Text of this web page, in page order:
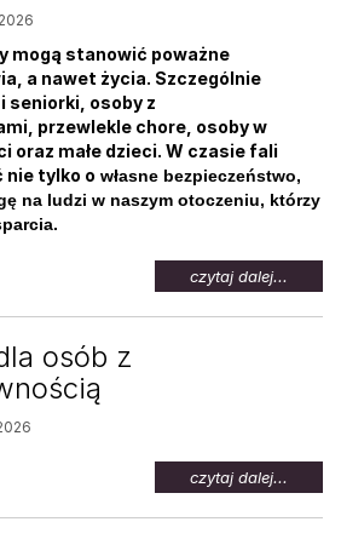
mogą stanowić poważne
a nawet życia. Szczególnie
seniorki, osoby z
przewlekle chore, osoby w
oraz małe dzieci. W czasie fali
nie tylko o własne bezpieczeństwo,
na ludzi w naszym otoczeniu, którzy
czytaj dalej...
temat:
osób z
czytaj dalej...
temat:
Oferta